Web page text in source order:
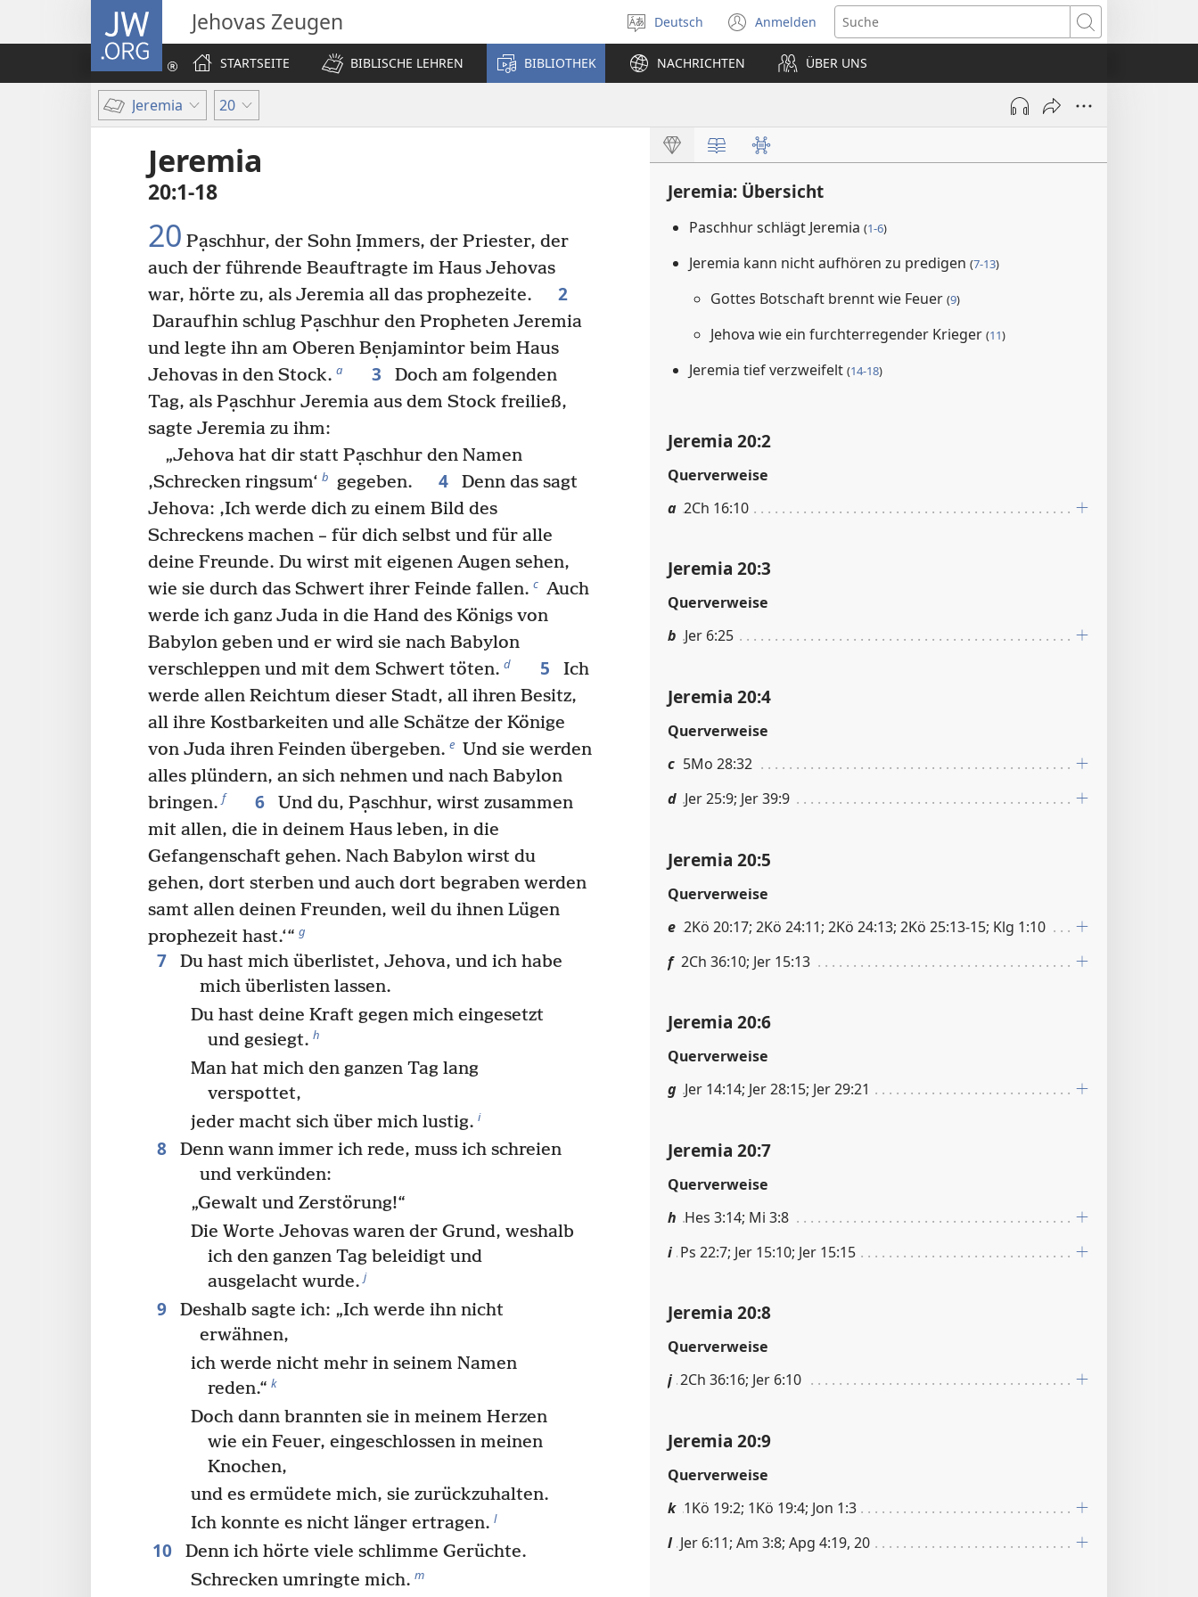
JW.ORG Jehovas Zeugen
Sprache
auswählen
Deutsch Anmelden
(öffnet
neues
Fenster)
Suche
STARTSEITE
BIBLISCHE LEHREN BIBLIOTHEK NACHRICHTEN ÜBER UNS
Jeremia 20
Jeremia
20:1-18
20 Pạschhur, der Sohn Ịmmers, der Priester, der
auch der führende Beauftragte im Haus Jehovas
war, hörte zu, als Jeremia all das prophezeite.
2
Daraufhin schlug Pạschhur den Propheten Jeremia
und legte ihn am Oberen Bẹnjamintor beim Haus
Jehovas in den Stock. a 3
Doch am folgenden
Tag, als Pạschhur Jeremia aus dem Stock freiließ,
sagte Jeremia zu ihm:
„Jehova hat dir statt Pạschhur den Namen
‚Schrecken ringsum‘ b gegeben. 4
Denn das sagt
Jehova: ‚Ich werde dich zu einem Bild des
Schreckens machen – für dich selbst und für alle
deine Freunde. Du wirst mit eigenen Augen sehen,
wie sie durch das Schwert ihrer Feinde fallen. c Auch
werde ich ganz Juda in die Hand des Königs von
Babylon geben und er wird sie nach Babylon
verschleppen und mit dem Schwert töten. d 5
Ich
werde allen Reichtum dieser Stadt, all ihren Besitz,
all ihre Kostbarkeiten und alle Schätze der Könige
von Juda ihren Feinden übergeben. e Und sie werden
alles plündern, an sich nehmen und nach Babylon
bringen. f 6
Und du, Pạschhur, wirst zusammen
mit allen, die in deinem Haus leben, in die
Gefangenschaft gehen. Nach Babylon wirst du
gehen, dort sterben und auch dort begraben werden
samt allen deinen Freunden, weil du ihnen Lügen
prophezeit hast.‘“ g
7
Du hast mich überlistet, Jehova, und ich habe
mich überlisten lassen.
Du hast deine Kraft gegen mich eingesetzt
und gesiegt. h
Man hat mich den ganzen Tag lang
verspottet,
jeder macht sich über mich lustig. i
8
Denn wann immer ich rede, muss ich schreien
und verkünden:
„Gewalt und Zerstörung!“
Die Worte Jehovas waren der Grund, weshalb
ich den ganzen Tag beleidigt und
ausgelacht wurde. j
9
Deshalb sagte ich: „Ich werde ihn nicht
erwähnen,
ich werde nicht mehr in seinem Namen
reden.“ k
Doch dann brannten sie in meinem Herzen
wie ein Feuer, eingeschlossen in meinen
Knochen,
und es ermüdete mich, sie zurückzuhalten.
Ich konnte es nicht länger ertragen. l
10
Denn ich hörte viele schlimme Gerüchte.
Schrecken umringte mich. m
Jeremia: Übersicht
Paschhur schlägt Jeremia (1-6)
Jeremia kann nicht aufhören zu predigen (7-13)
Gottes Botschaft brennt wie Feuer (9)
Jehova wie ein furchterregender Krieger (11)
Jeremia tief verzweifelt (14-18)
Jeremia 20:2
Querverweise
a 2Ch 16:10
Jeremia 20:3
Querverweise
b Jer 6:25
Jeremia 20:4
Querverweise
c 5Mo 28:32
d Jer 25:9; Jer 39:9
Jeremia 20:5
Querverweise
e 2Kö 20:17; 2Kö 24:11; 2Kö 24:13; 2Kö 25:13-15; Klg 1:10
f 2Ch 36:10; Jer 15:13
Jeremia 20:6
Querverweise
g Jer 14:14; Jer 28:15; Jer 29:21
Jeremia 20:7
Querverweise
h Hes 3:14; Mi 3:8
i Ps 22:7; Jer 15:10; Jer 15:15
Jeremia 20:8
Querverweise
j 2Ch 36:16; Jer 6:10
Jeremia 20:9
Querverweise
k 1Kö 19:2; 1Kö 19:4; Jon 1:3
l Jer 6:11; Am 3:8; Apg 4:19, 20